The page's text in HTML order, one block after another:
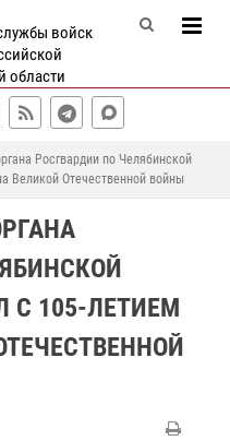
войск
области
Росгвардии по Челябинской
Великой Отечественной войны
С 105-ЛЕТИЕМ